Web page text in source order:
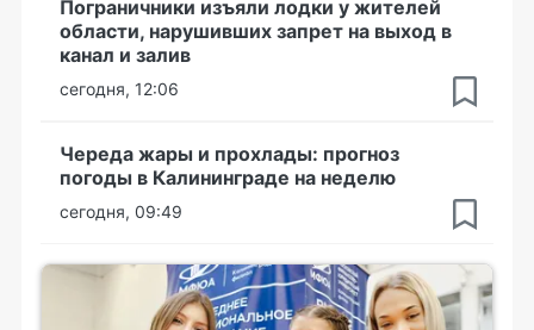
Пограничники изъяли лодки у жителей
области, нарушивших запрет на выход в
канал и залив
сегодня, 12:06
Череда жары и прохлады: прогноз
погоды в Калининграде на неделю
сегодня, 09:49